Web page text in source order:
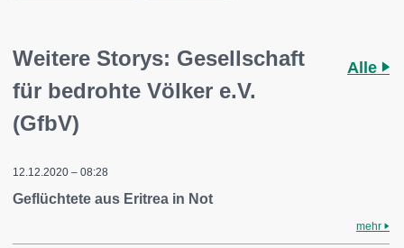
Weitere Storys: Gesellschaft
für bedrohte Völker e.V.
(GfbV)
Alle
12.12.2020 – 08:28
Geflüchtete aus Eritrea in Not
mehr